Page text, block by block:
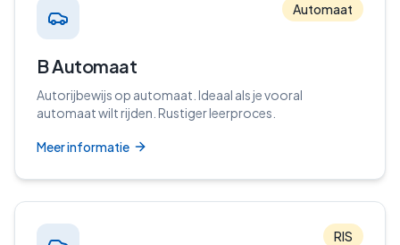
Automaat
B Automaat
Autorijbewijs op automaat. Ideaal als je vooral
automaat wilt rijden. Rustiger leerproces.
Meer informatie
RIS